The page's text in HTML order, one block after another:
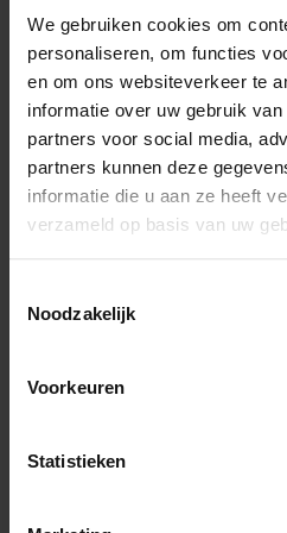
We gebruiken cookies om
personaliseren, om functies
en om ons websiteverkeer te
informatie over uw gebruik
partners voor social media,
partners kunnen deze
informatie die u aan ze heeft
verzameld op basis van uw
Noodzakelijk
Voorkeuren
Statistieken
Milieubesparing
Ook op kantoor proberen
verschillende maatregelen
te garanderen. Alle lampen
bijvoorbeeld vervangen door
exemplaren. Ook het
samenwerken, werkt vanuit
belasting op het milieu te
Werken bij GHW
Gelukkig werd zijn plek al
Hij is sinds
CollegaSander van Alphen